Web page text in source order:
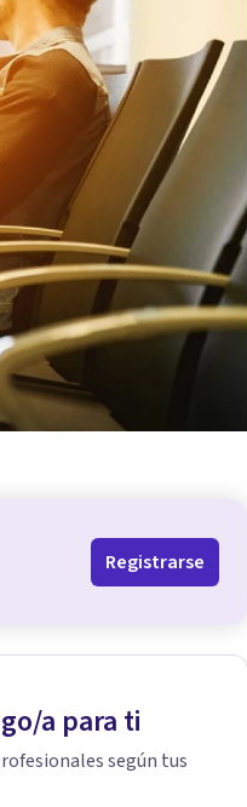
Registrarse
a para ti
según tus